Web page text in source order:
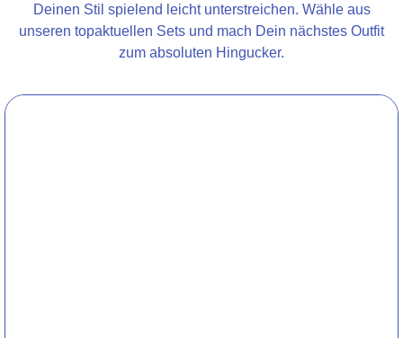
Deinen Stil spielend leicht unterstreichen. Wähle aus
unseren topaktuellen Sets und mach Dein nächstes Outfit
zum absoluten Hingucker.